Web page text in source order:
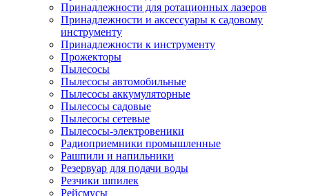
Принадлежности для ротационных лазеров
Принадлежности и аксессуары к садовому
инструменту
Принадлежности к инструменту
Прожекторы
Пылесосы
Пылесосы автомобильные
Пылесосы аккумуляторные
Пылесосы садовые
Пылесосы сетевые
Пылесосы-электровеники
Радиоприемники промышленные
Рашпили и напильники
Резервуар для подачи воды
Резчики шпилек
Рейсмусы